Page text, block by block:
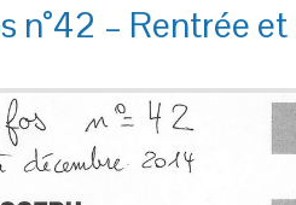
n°42 – Rentrée